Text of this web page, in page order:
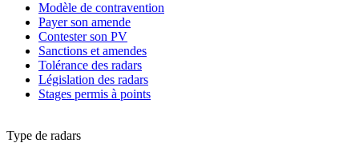
Modèle de contravention
Payer son amende
Contester son PV
Sanctions et amendes
Tolérance des radars
Législation des radars
Stages permis à points
Type de radars